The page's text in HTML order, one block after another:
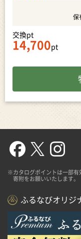
保
交換pt
14,700pt
※カタログポイントは一部有
寄附をお願いいたします。
ふるなびオリジ